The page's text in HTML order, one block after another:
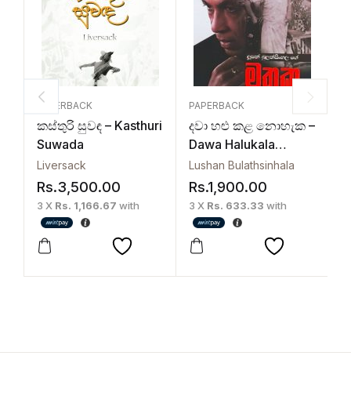
PAPERBACK
කස්තුරි සුවඳ – Kasthuri
Suwada
Liversack
Rs.3,500.00
3 X Rs. 1,166.67 with
PAPERBACK
දවා හළු කළ නොහැක –
Dawa Halukala
Noheka
Lushan Bulathsinhala
Rs.1,900.00
3 X Rs. 633.33 with